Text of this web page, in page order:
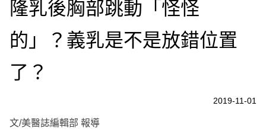
隆乳後胸部跳動「怪怪
的」？義乳是不是放錯位置
了？
2019-11-01
文/美醫誌編輯部 報導